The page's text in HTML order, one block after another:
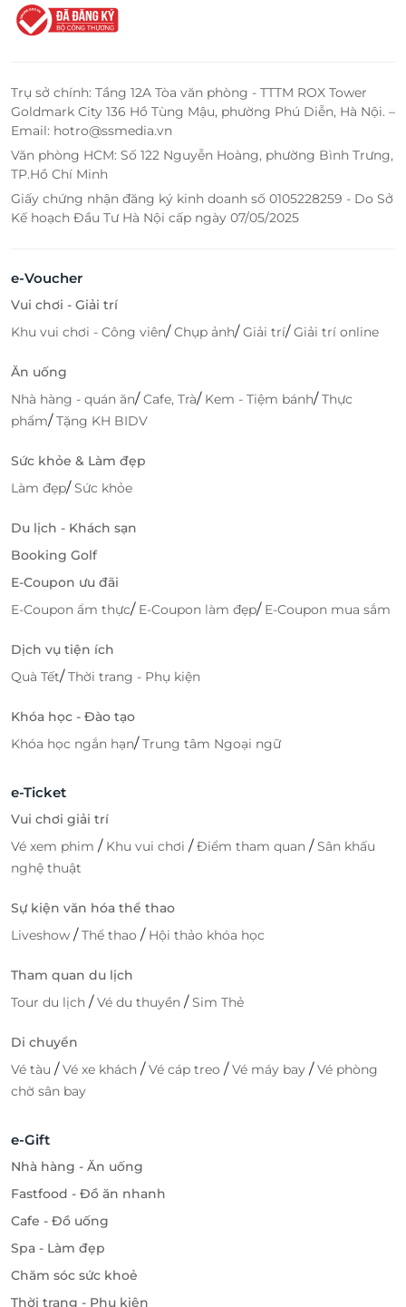
Trụ sở chính: Tầng 12A Tòa văn phòng - TTTM ROX Tower
Goldmark City 136 Hồ Tùng Mậu, phường Phú Diễn, Hà Nội. –
Email: hotro@ssmedia.vn
Văn phòng HCM: Số 122 Nguyễn Hoàng, phường Bình Trưng,
TP.Hồ Chí Minh
Giấy chứng nhận đăng ký kinh doanh số 0105228259 - Do Sở
Kế hoạch Đầu Tư Hà Nội cấp ngày 07/05/2025
e-Voucher
Vui chơi - Giải trí
Khu vui chơi - Công viên/Chụp ảnh/Giải trí/Giải trí online
Ăn uống
Nhà hàng - quán ăn/Cafe, Trà/ Kem - Tiệm bánh/Thực
phẩm/Tặng KH BIDV
Sức khỏe & Làm đẹp
Làm đẹp/Sức khỏe
Du lịch - Khách sạn
Booking Golf
E-Coupon ưu đãi
E-Coupon ẩm thực/ E-Coupon làm đẹp/ E-Coupon mua sắm
Dịch vụ tiện ích
Quà Tết/Thời trang - Phụ kiện
Khóa học - Đào tạo
Khóa học ngắn hạn/Trung tâm Ngoại ngữ
e-Ticket
Vui chơi giải trí
Vé xem phim / Khu vui chơi /Điểm tham quan /Sân khấu
nghệ thuật
Sự kiện văn hóa thể thao
Liveshow /Thể thao / Hội thảo khóa học
Tham quan du lịch
Tour du lịch /Vé du thuyền /Sim Thẻ
Di chuyển
Vé tàu /Vé xe khách /Vé cáp treo /Vé máy bay /Vé phòng
chờ sân bay
e-Gift
Nhà hàng - Ăn uống
Fastfood - Đồ ăn nhanh
Cafe - Đồ uống
Spa - Làm đẹp
Chăm sóc sức khoẻ
Thời trang - Phụ kiện